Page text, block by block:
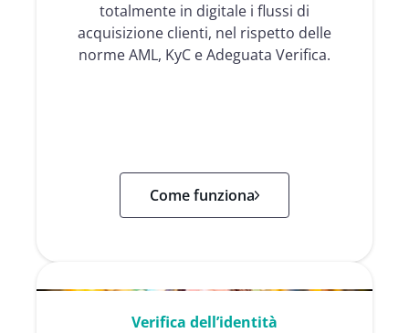
totalmente in digitale i flussi di
acquisizione clienti, nel rispetto delle
norme AML, KyC e Adeguata Verifica.
Come funziona
Verifica dell’identità